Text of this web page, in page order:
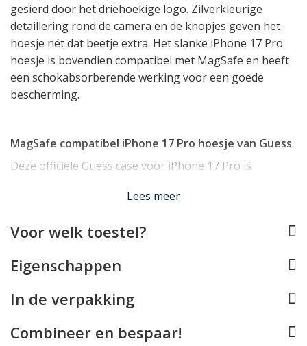
gesierd door het driehoekige logo. Zilverkleurige
detaillering rond de camera en de knopjes geven het
hoesje nét dat beetje extra. Het slanke iPhone 17 Pro
hoesje is bovendien compatibel met MagSafe en heeft
een schokabsorberende werking voor een goede
bescherming.
MagSafe compatibel iPhone 17 Pro hoesje van Guess
Deze officiële Guess case voor iPhone 17 Pro is
magnetische ring die nodig is om
klikken.
Het iPhone 17 Pro hoesje van Guess is mooi slank en
licht van gewicht en beschermt uw toestel desondanks
doeltreffend dankzij de basis van TPU. Dit is een
Lees meer
Voor welk toestel?
Eigenschappen
In de verpakking
Combineer en bespaar!